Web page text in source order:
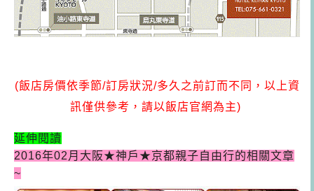
(飯店房價依季節/訂房狀況/多久之前訂而不同，以上資
訊僅供參考，請以飯店官網為主)
延伸閱讀
2016年02月大阪★神戶★京都親子自由行的相關文章
~